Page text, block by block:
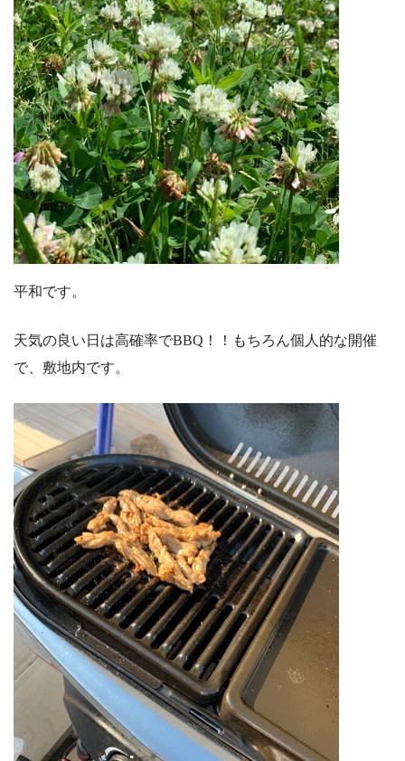
平和です。
天気の良い日は高確率でBBQ！！もちろん個人的な開催
で、敷地内です。